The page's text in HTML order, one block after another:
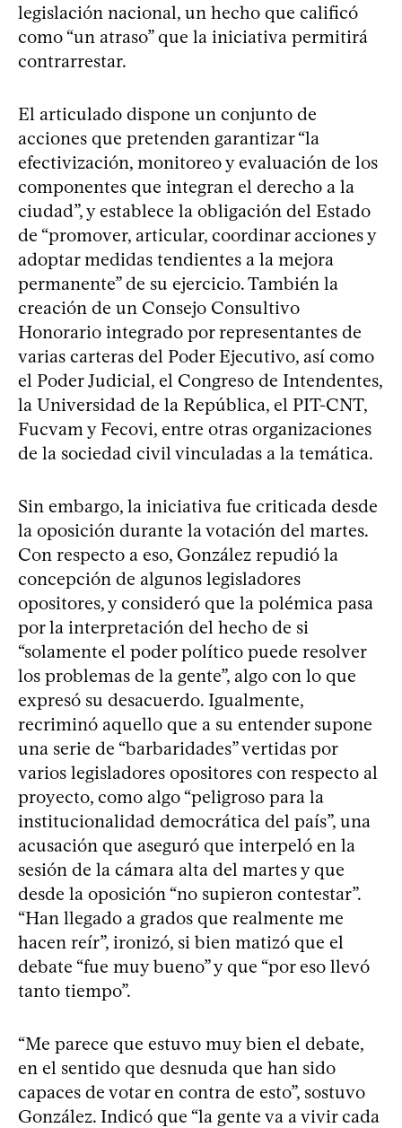
legislación nacional, un hecho que calificó
como “un atraso” que la iniciativa permitirá
contrarrestar.
El articulado dispone un conjunto de
acciones que pretenden garantizar “la
efectivización, monitoreo y evaluación de los
componentes que integran el derecho a la
ciudad”, y establece la obligación del Estado
de “promover, articular, coordinar acciones y
adoptar medidas tendientes a la mejora
permanente” de su ejercicio. También la
creación de un Consejo Consultivo
Honorario integrado por representantes de
varias carteras del Poder Ejecutivo, así como
el Poder Judicial, el Congreso de Intendentes,
la Universidad de la República, el PIT-CNT,
Fucvam y Fecovi, entre otras organizaciones
de la sociedad civil vinculadas a la temática.
Sin embargo, la iniciativa fue criticada desde
la oposición durante la votación del martes.
Con respecto a eso, González repudió la
concepción de algunos legisladores
opositores, y consideró que la polémica pasa
por la interpretación del hecho de si
“solamente el poder político puede resolver
los problemas de la gente”, algo con lo que
expresó su desacuerdo. Igualmente,
recriminó aquello que a su entender supone
una serie de “barbaridades” vertidas por
varios legisladores opositores con respecto al
proyecto, como algo “peligroso para la
institucionalidad democrática del país”, una
acusación que aseguró que interpeló en la
sesión de la cámara alta del martes y que
desde la oposición “no supieron contestar”.
“Han llegado a grados que realmente me
hacen reír”, ironizó, si bien matizó que el
debate “fue muy bueno” y que “por eso llevó
tanto tiempo”.
“Me parece que estuvo muy bien el debate,
en el sentido que desnuda que han sido
capaces de votar en contra de esto”, sostuvo
González. Indicó que “la gente va a vivir cada